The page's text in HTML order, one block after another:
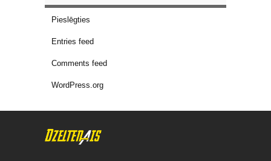
Pieslēgties
Entries feed
Comments feed
WordPress.org